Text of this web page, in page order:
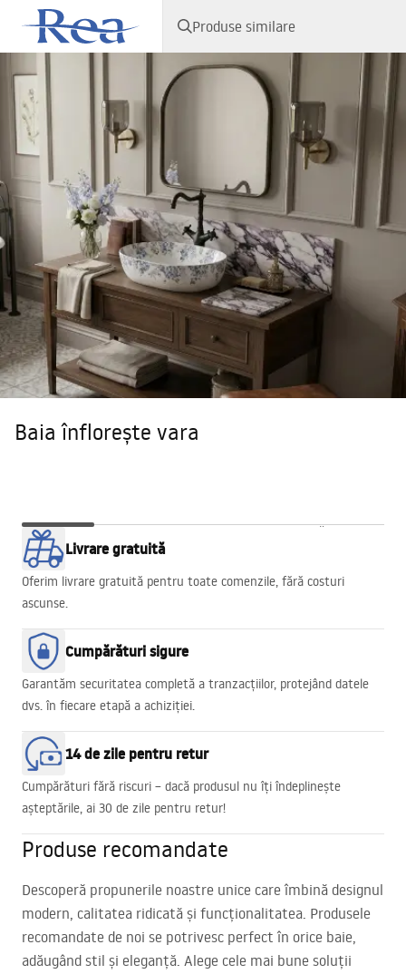
Produse similare
Baia înflorește vara
Baia
înflorește
vara
PROMO!
Livrare gratuită
Oferim livrare gratuită pentru toate comenzile, fără costuri
ascunse.
Cumpărături sigure
Garantăm securitatea completă a tranzacțiilor, protejând datele
dvs. în fiecare etapă a achiziției.
14 de zile pentru retur
Cumpărături fără riscuri – dacă produsul nu îți îndeplinește
așteptările, ai 30 de zile pentru retur!
Produse recomandate
Descoperă propunerile noastre unice care îmbină designul
modern, calitatea ridicată și funcționalitatea. Produsele
recomandate de noi se potrivesc perfect în orice baie,
adăugând stil și eleganță. Alege cele mai bune soluții